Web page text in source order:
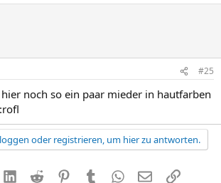
#25
noch so ein paar mieder in hautfarben
oder registrieren, um hier zu antworten.
LinkedIn
Reddit PinterestTumblr WhatsApp
E-MailLink